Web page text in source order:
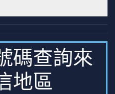
碼查詢來
地區